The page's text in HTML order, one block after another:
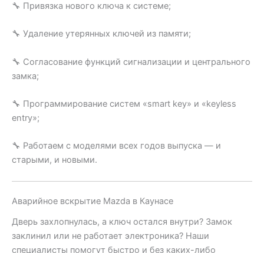
🔧 Привязка нового ключа к системе;
🔧 Удаление утерянных ключей из памяти;
🔧 Согласование функций сигнализации и центрального
замка;
🔧 Программирование систем «smart key» и «keyless
entry»;
🔧 Работаем с моделями всех годов выпуска — и
старыми, и новыми.
Аварийное вскрытие Mazda в Каунасе
Дверь захлопнулась, а ключ остался внутри? Замок
заклинил или не работает электроника? Наши
специалисты помогут быстро и без каких-либо